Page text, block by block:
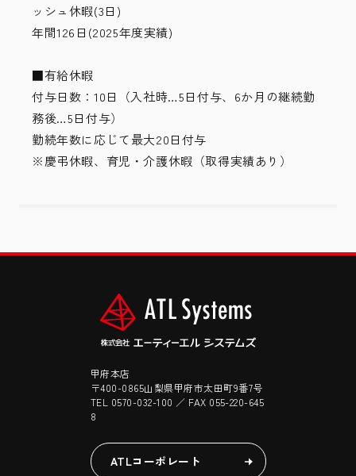
ッシュ休暇(3日)
年間126日(2025年度実績)
■有給休暇
付与日数：10日（入社時…5日付与、6か月の継続勤
務後…5日付与）
勤続年数に応じて最大20日付与
※慶弔休暇、育児・介護休暇（取得実績あり）
甲府本店
〒400-0865山梨県甲府市太田町9番7号
TEL 0570-032-100 ／ FAX 055-220-645
8
ATLコーポレート